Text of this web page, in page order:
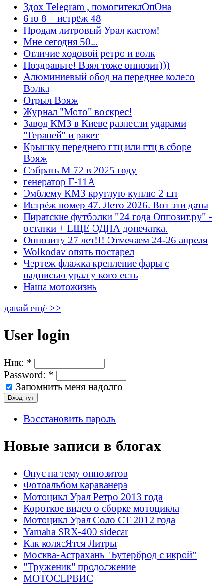
Здох Telegram , помогитеклОпОна
6 ю 8 = истрёж 48
Продам литровый Урал кастом!
Мне сегодня 50...
Отличие ходовой ретро и волк
Поздравьте! Взял тоже оппозит)))
Алюминиевый обод на переднее колесо
Волка
Отрыл Вояж
Журнал "Мото" воскрес!
Завод КМЗ в Киеве разнесли ударами
"Гераней" и ракет
Крышку переднего гтц или гтц в сборе
Вояж
Собрать М 72 в 2025 году
генератор Г-11А
Эмблему КМЗ круглую куплю 2 шт
Истрёж номер 47. Лето 2026. Вот эти даты
Пиратские футболки "24 года Оппозит.ру" -
остатки + ЕЩЁ ОДНА допечатка.
Оппозиту 27 лет!!! Отмечаем 24-26 апреля
Wolkodav опять постарел
Чертеж флажка крепление фары с
надписью урал у кого есть
Наша мотожизнь
давай ещё >>
User login
Ник: *
Password: *
Запомнить меня надолго
Восстановить пароль
Новые записи в блогах
Опус на тему оппозитов
Фотоальбом караванера
Мотоцикл Урал Ретро 2013 года
Короткое видео о сборке мотоцикла
Мотоцикл Урал Соло СТ 2012 года
Yamaha SRX-400 sidecar
Как колясЯтся Литры
Москва-Астрахань "Бутерброд с икрой"
"Труженик" продолжение
МОТОСЕРВИС